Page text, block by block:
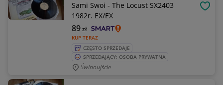
Sami Swoi - The Locust SX2403
1982r. EX/EX
KUP TERAZ
89zł
CZĘSTO SPRZEDAJE
SPRZEDAJĄCY: OSOBA PRYWATNA
Świnoujście